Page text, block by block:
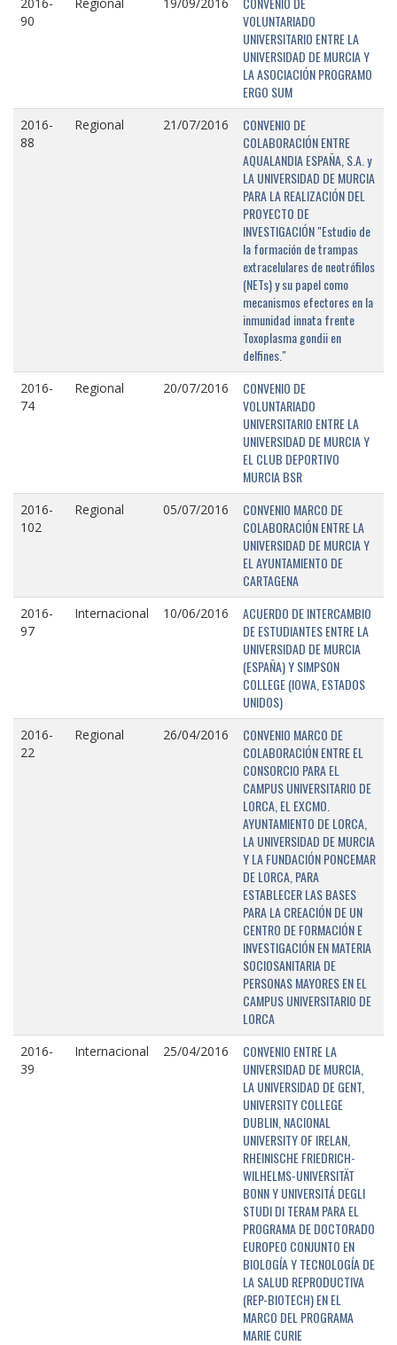
90
VOLUNTARIADO
UNIVERSITARIO ENTRE LA
UNIVERSIDAD DE MURCIA Y
LA ASOCIACIÓN PROGRAMO
ERGO SUM
2016-
88
Regional 21/07/2016
CONVENIO DE
COLABORACIÓN ENTRE
AQUALANDIA ESPAÑA, S.A. y
LA UNIVERSIDAD DE MURCIA
PARA LA REALIZACIÓN DEL
PROYECTO DE
INVESTIGACIÓN "Estudio de
la formación de trampas
extracelulares de neotrófilos
(NETs) y su papel como
mecanismos efectores en la
inmunidad innata frente
Toxoplasma gondii en
delfines."
2016-
74
Regional 20/07/2016
CONVENIO DE
VOLUNTARIADO
UNIVERSITARIO ENTRE LA
UNIVERSIDAD DE MURCIA Y
EL CLUB DEPORTIVO
MURCIA BSR
2016-
102
Regional 05/07/2016
CONVENIO MARCO DE
COLABORACIÓN ENTRE LA
UNIVERSIDAD DE MURCIA Y
EL AYUNTAMIENTO DE
CARTAGENA
2016-
97
Internacional 10/06/2016
ACUERDO DE INTERCAMBIO
DE ESTUDIANTES ENTRE LA
UNIVERSIDAD DE MURCIA
(ESPAÑA) Y SIMPSON
COLLEGE (IOWA, ESTADOS
UNIDOS)
2016-
22
Regional 26/04/2016
CONVENIO MARCO DE
COLABORACIÓN ENTRE EL
CONSORCIO PARA EL
CAMPUS UNIVERSITARIO DE
LORCA, EL EXCMO.
AYUNTAMIENTO DE LORCA,
LA UNIVERSIDAD DE MURCIA
Y LA FUNDACIÓN PONCEMAR
DE LORCA, PARA
ESTABLECER LAS BASES
PARA LA CREACIÓN DE UN
CENTRO DE FORMACIÓN E
INVESTIGACIÓN EN MATERIA
SOCIOSANITARIA DE
PERSONAS MAYORES EN EL
CAMPUS UNIVERSITARIO DE
LORCA
2016-
39
Internacional 25/04/2016
CONVENIO ENTRE LA
UNIVERSIDAD DE MURCIA,
LA UNIVERSIDAD DE GENT,
UNIVERSITY COLLEGE
DUBLIN, NACIONAL
UNIVERSITY OF IRELAN,
RHEINISCHE FRIEDRICH-
WILHELMS-UNIVERSITÄT
BONN Y UNIVERSITÁ DEGLI
STUDI DI TERAM PARA EL
PROGRAMA DE DOCTORADO
EUROPEO CONJUNTO EN
BIOLOGÍA Y TECNOLOGÍA DE
LA SALUD REPRODUCTIVA
(REP-BIOTECH) EN EL
MARCO DEL PROGRAMA
MARIE CURIE